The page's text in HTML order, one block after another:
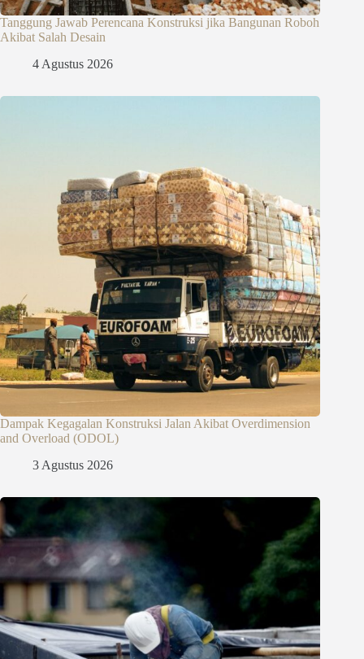
Tanggung Jawab Perencana Konstruksi jika Bangunan Roboh
Akibat Salah Desain
4 Agustus 2026
Dampak Kegagalan Konstruksi Jalan Akibat Overdimension
and Overload (ODOL)
3 Agustus 2026